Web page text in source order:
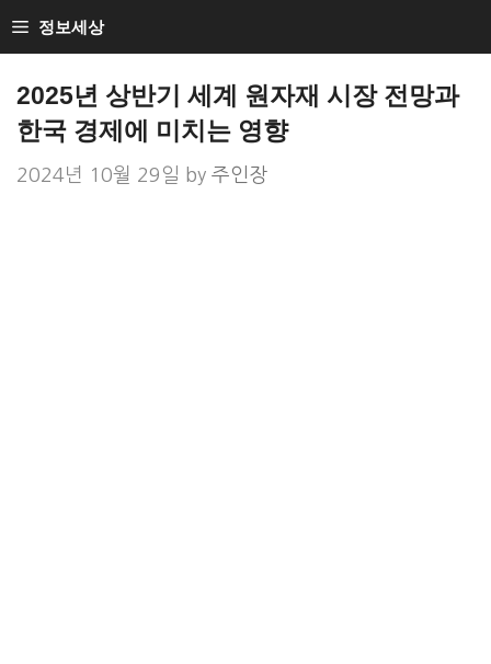
to
정보세상
2025년 상반기 세계 원자재 시장 전망과
한국 경제에 미치는 영향
2024년 10월 29일 by 주인장